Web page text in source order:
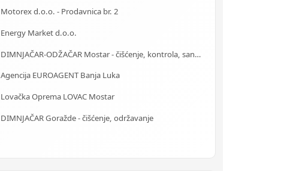
Motorex d.o.o. - Prodavnica br. 2
Energy Market d.o.o.
DIMNJAČAR-ODŽAČAR Mostar - čišćenje, kontrola, sanacija
Agencija EUROAGENT Banja Luka
Lovačka Oprema LOVAC Mostar
DIMNJAČAR Goražde - čišćenje, održavanje